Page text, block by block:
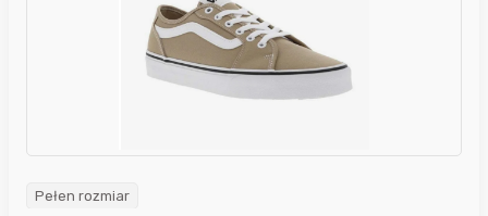
Pełen rozmiar